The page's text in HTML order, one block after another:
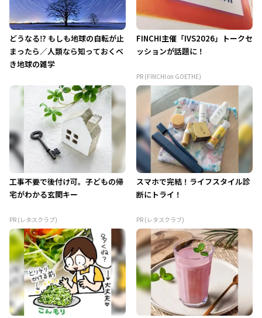
どうなる⁉ もしも地球の自転が止
まったら／人類なら知っておくべ
き地球の雑学
FINCHI主催「IVS2026」トークセ
ッションが話題に！
PR (FINCHI on GOETHE)
工事不要で後付け可。子どもの帰
宅がわかる玄関キー
PR (レタスクラブ)
スマホで完結！ライフスタイル診
断にトライ！
PR (レタスクラブ)